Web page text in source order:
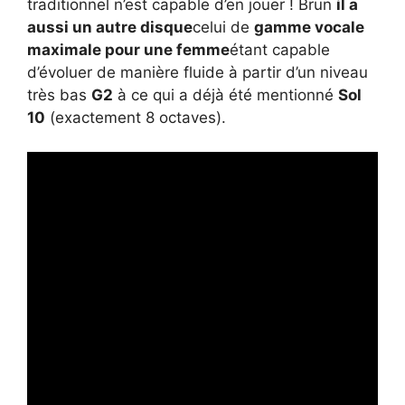
traditionnel n’est capable d’en jouer ! Brun il a
aussi un autre disquecelui de gamme vocale
maximale pour une femmeétant capable
d’évoluer de manière fluide à partir d’un niveau
très bas G2 à ce qui a déjà été mentionné Sol
10 (exactement 8 octaves).